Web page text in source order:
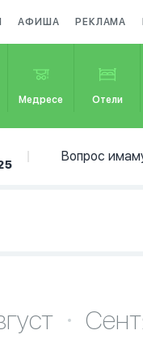
АФИША РЕКЛАМА
Медресе Отели
Вопрос